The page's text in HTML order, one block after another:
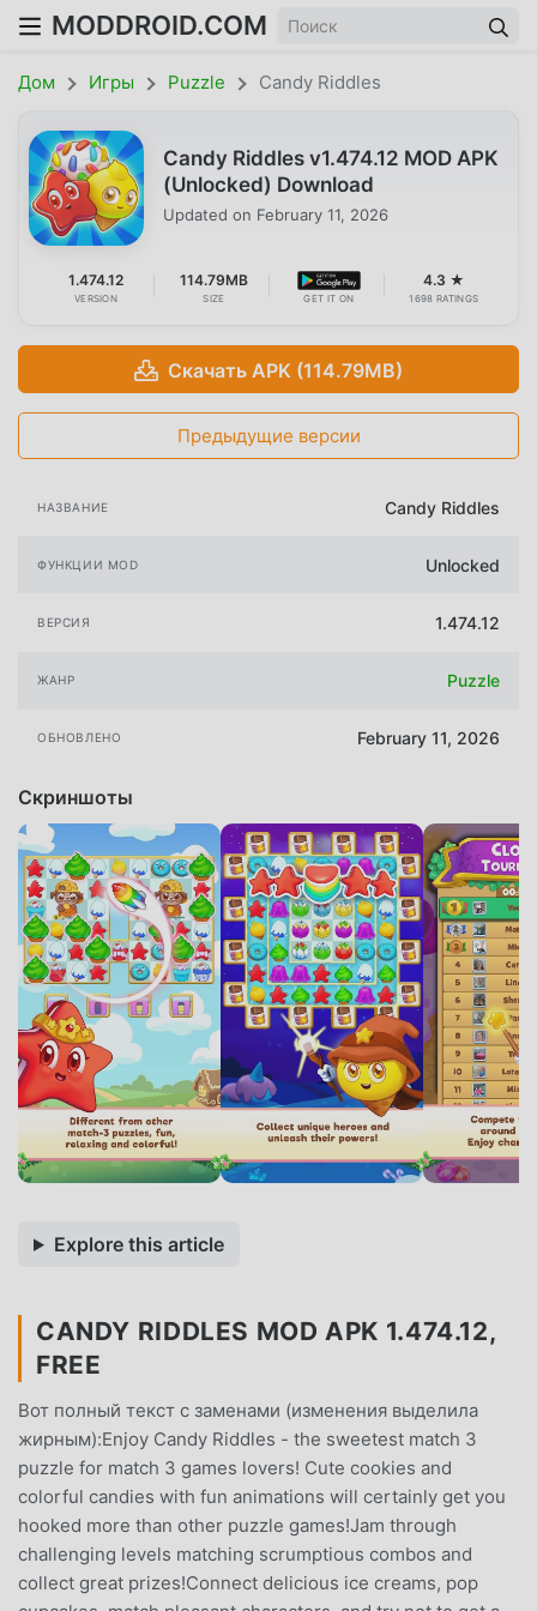
MODDROID.COM
Дом Игры Puzzle Candy Riddles
Candy Riddles v1.474.12 MOD APK
(Unlocked) Download
Updated on February 11, 2026
1.474.12
VERSION
114.79MB
SIZE GET IT ON
4.3 ★
1698 RATINGS
Скачать APK (114.79MB)
Предыдущие версии
НАЗВАНИЕ Candy Riddles
ФУНКЦИИ MOD Unlocked
ВЕРСИЯ 1.474.12
ЖАНР Puzzle
ОБНОВЛЕНО February 11, 2026
Скриншоты
Explore this article
CANDY RIDDLES MOD APK 1.474.12,
FREE
Вот полный текст с заменами (изменения выделила
жирным):Enjoy Candy Riddles - the sweetest match 3
puzzle for match 3 games lovers! Cute cookies and
colorful candies with fun animations will certainly get you
hooked more than other puzzle games!Jam through
challenging levels matching scrumptious combos and
collect great prizes!Connect delicious ice creams, pop